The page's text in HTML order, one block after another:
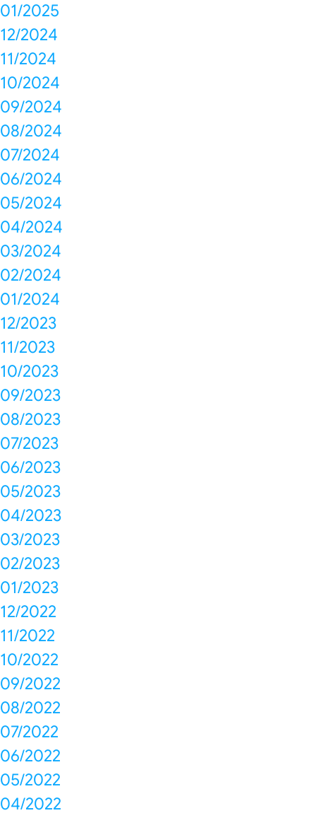
01/2025
12/2024
11/2024
10/2024
09/2024
08/2024
07/2024
06/2024
05/2024
04/2024
03/2024
02/2024
01/2024
12/2023
11/2023
10/2023
09/2023
08/2023
07/2023
06/2023
05/2023
04/2023
03/2023
02/2023
01/2023
12/2022
11/2022
10/2022
09/2022
08/2022
07/2022
06/2022
05/2022
04/2022